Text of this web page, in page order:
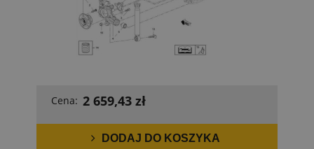
Cena: 2 659,43 zł
DODAJ DO KOSZYKA